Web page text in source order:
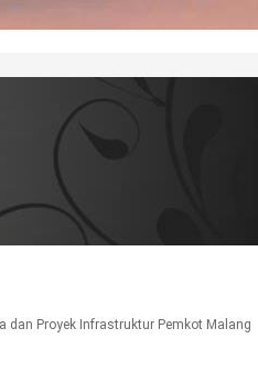
dan Proyek Infrastruktur Pemkot Malang